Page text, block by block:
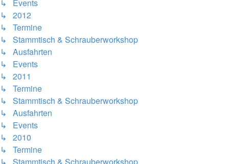
↳ Events
↳ 2012
↳ Termine
↳ Stammtisch & Schrauberworkshop
↳ Ausfahrten
↳ Events
↳ 2011
↳ Termine
↳ Stammtisch & Schrauberworkshop
↳ Ausfahrten
↳ Events
↳ 2010
↳ Termine
↳ Stammtisch & Schrauberworkshop